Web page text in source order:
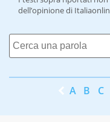
dell’opinione di
A B C